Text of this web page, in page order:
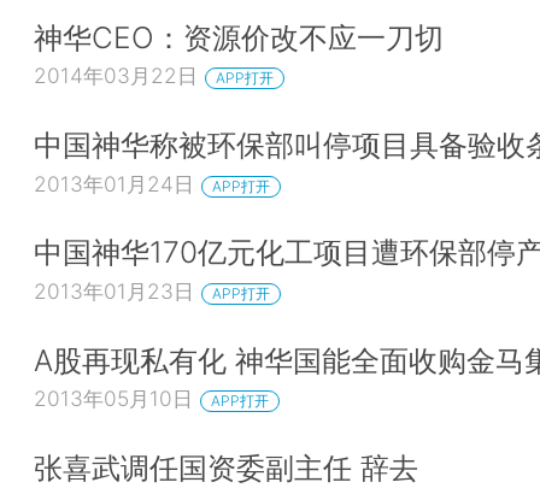
神华CEO：资源价改不应一刀切
2014年03月22日 APP打开
中国神华称被环保部叫停项目具备验收
2013年01月24日 APP打开
中国神华170亿元化工项目遭环保部停
2013年01月23日 APP打开
A股再现私有化 神华国能全面收购金马
2013年05月10日 APP打开
张喜武调任国资委副主任 辞去